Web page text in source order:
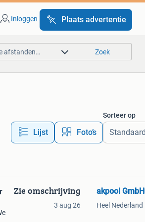
Inloggen Plaats advertentie
afstanden… Zoek
Lijst Foto’s
Sorteer op
Zie omschrijving
3 aug 26
akpool GmbH
Heel Nederland